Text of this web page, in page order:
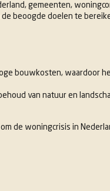
gemeenten,
beoogde doelen te
bouwkosten, waardoor
van natuur en
de woningcrisis in